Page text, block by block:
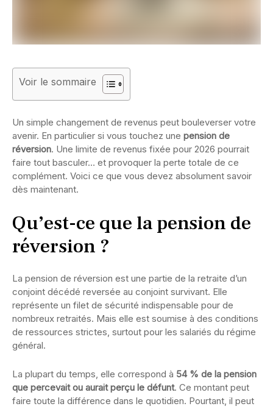
Voir le sommaire
Un simple changement de revenus peut bouleverser votre
avenir. En particulier si vous touchez une pension de
réversion. Une limite de revenus fixée pour 2026 pourrait
faire tout basculer… et provoquer la perte totale de ce
complément. Voici ce que vous devez absolument savoir
dès maintenant.
Qu’est-ce que la pension de
réversion ?
La pension de réversion est une partie de la retraite d’un
conjoint décédé reversée au conjoint survivant. Elle
représente un filet de sécurité indispensable pour de
nombreux retraités. Mais elle est soumise à des conditions
de ressources strictes, surtout pour les salariés du régime
général.
La plupart du temps, elle correspond à 54 % de la pension
que percevait ou aurait perçu le défunt. Ce montant peut
faire toute la différence dans le quotidien. Pourtant, il peut